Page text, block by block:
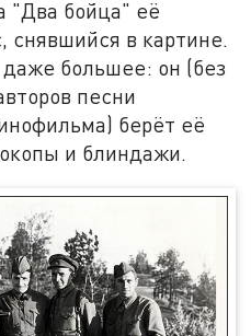
"Два бойца" её
снявшийся в картине.
большее: он (без
песни
берёт её
и блиндажи.